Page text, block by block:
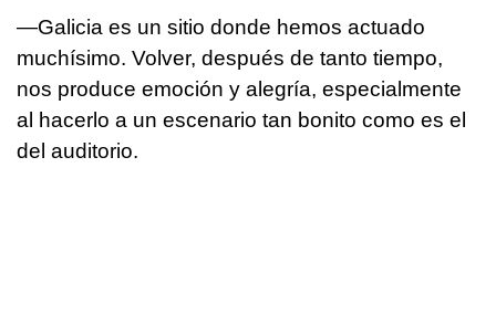
—Galicia es un sitio donde hemos actuado
muchísimo. Volver, después de tanto tiempo,
nos produce emoción y alegría, especialmente
al hacerlo a un escenario tan bonito como es el
del auditorio.